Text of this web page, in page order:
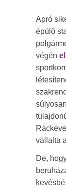
Apró
épülő
végén
vállalta
De,